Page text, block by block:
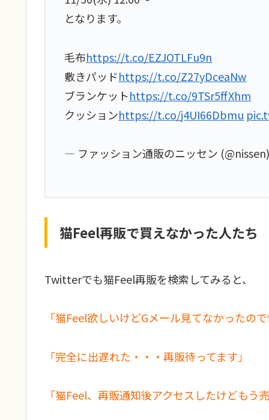
となります。
毛布https://t.co/EZJOTLFu9n
敷きパッドhttps://t.co/Z27yDceaNw
ブランケットhttps://t.co/9TSr5ffXhm
クッションhttps://t.co/j4UI66Dbmu
— ファッション通販のニッセン
猫Feel再販で買えなかった人たち
Twitterでも猫Feel再販を検索してみると、
「猫Feel欲しいけどGメール見てなかったの
「完全に出遅れた・・・再販待ってます」
「猫Feel、再販通知後アクセスしたけどもう